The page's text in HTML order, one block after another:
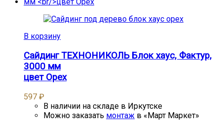
В корзину
Сайдинг ТЕХНОНИКОЛЬ Блок хаус, Фактур,
3000 мм
цвет Орех
597 ₽
В наличии на складе в Иркутске
Можно заказать монтаж в «Март Маркет»